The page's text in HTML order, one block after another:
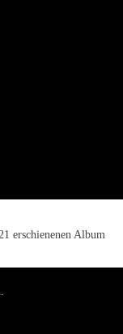
erschienenen Album